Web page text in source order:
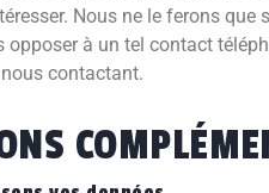
Nous ne le ferons
opposer à un tel contact
contactant.